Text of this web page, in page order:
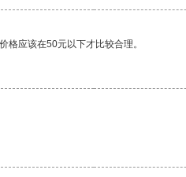
应该在50元以下才比较合理。